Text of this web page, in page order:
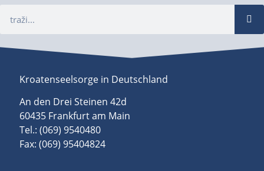
Kroatenseelsorge in Deutschland
An den Drei Steinen 42d
60435 Frankfurt am Main
Tel.: (069) 9540480
Fax: (069) 95404824